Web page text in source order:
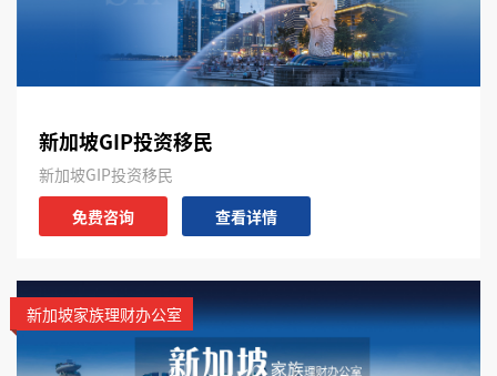
新加坡GIP投资移民
新加坡GIP投资移民
免费咨询
查看详情
新加坡家族理财办公室